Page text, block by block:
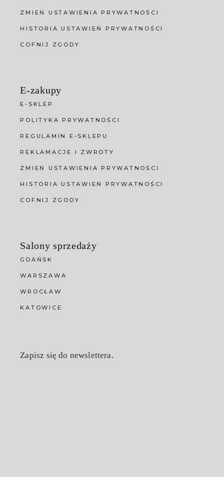
ZMIEŃ USTAWIENIA PRYWATNOŚCI
HISTORIA USTAWIEŃ PRYWATNOŚCI
COFNIJ ZGODY
E-zakupy
E-SKLEP
POLITYKA PRYWATNOŚCI
REGULAMIN E-SKLEPU
REKLAMACJE I ZWROTY
ZMIEŃ USTAWIENIA PRYWATNOŚCI
HISTORIA USTAWIEŃ PRYWATNOŚCI
COFNIJ ZGODY
Salony sprzedaży
GDAŃSK
WARSZAWA
WROCŁAW
KATOWICE
Zapisz się do newslettera.